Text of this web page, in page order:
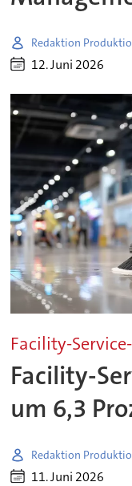
Redaktion
12. Juni 2026
Facility-
Facility-
um 6,3
Redaktion
11. Juni 2026